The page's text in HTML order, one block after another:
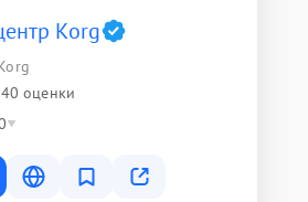
Korg
оценки